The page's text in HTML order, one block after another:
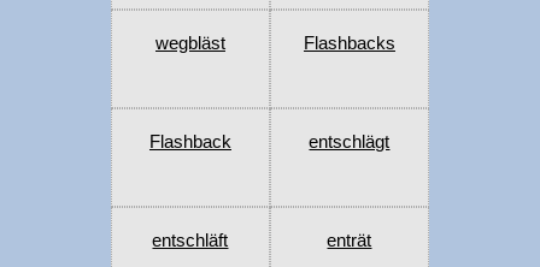
wegbläst Flashbacks
Flashback entschlägt
entschläft enträt